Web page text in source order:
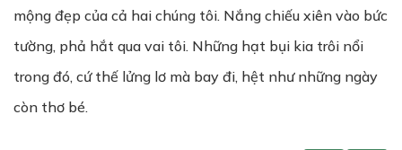
mộng đẹp của cả hai chúng tôi. Nắng chiếu xiên vào bức
tường, phả hắt qua vai tôi. Những hạt bụi kia trôi nổi
trong đó, cứ thế lửng lơ mà bay đi, hệt như những ngày
còn thơ bé.